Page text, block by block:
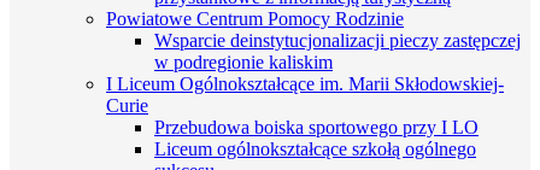
Powiatowe Centrum Pomocy Rodzinie
Wsparcie deinstytucjonalizacji pieczy zastępczej
w podregionie kaliskim
I Liceum Ogólnokształcące im. Marii Skłodowskiej-
Curie
Przebudowa boiska sportowego przy I LO
Liceum ogólnokształcące szkołą ogólnego